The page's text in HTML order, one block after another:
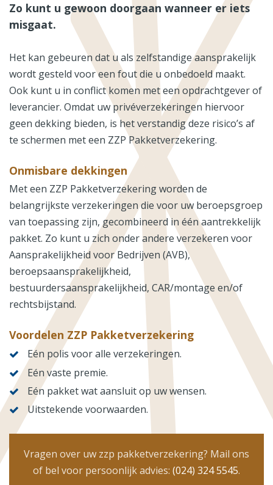
Zo kunt u gewoon doorgaan wanneer er iets
misgaat.
Het kan gebeuren dat u als zelfstandige aansprakelijk
wordt gesteld voor een fout die u onbedoeld maakt.
Ook kunt u in conflict komen met een opdrachtgever of
leverancier. Omdat uw privéverzekeringen hiervoor
geen dekking bieden, is het verstandig deze risico’s af
te schermen met een ZZP Pakketverzekering.
Onmisbare dekkingen
Met een ZZP Pakketverzekering worden de
belangrijkste verzekeringen die voor uw beroepsgroep
van toepassing zijn, gecombineerd in één aantrekkelijk
pakket. Zo kunt u zich onder andere verzekeren voor
Aansprakelijkheid voor Bedrijven (AVB),
beroepsaansprakelijkheid,
bestuurdersaansprakelijkheid, CAR/montage en/of
rechtsbijstand.
Voordelen ZZP Pakketverzekering
Eén polis voor alle verzekeringen.
Eén vaste premie.
Eén pakket wat aansluit op uw wensen.
Uitstekende voorwaarden.
Vragen over uw zzp pakketverzekering? Mail ons
of bel voor persoonlijk advies: (024) 324 5545.